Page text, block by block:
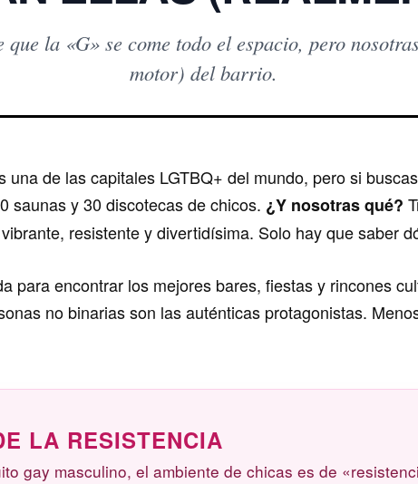
que la «G» se come todo el espacio, pero
motor) del barrio.
una de las capitales LGTBQ+ del mundo, pero si
saunas y 30 discotecas de chicos. ¿Y nosotras qué?
resistente y divertidísima. Solo hay que saber
para encontrar los mejores bares, fiestas y rincones
no binarias son las auténticas protagonistas.
LA RESISTENCIA
gay masculino, el ambiente de chicas es de